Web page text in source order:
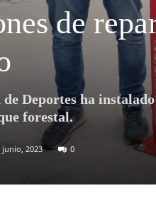
de
de Deportes ha
forestal.
junio, 2023 0